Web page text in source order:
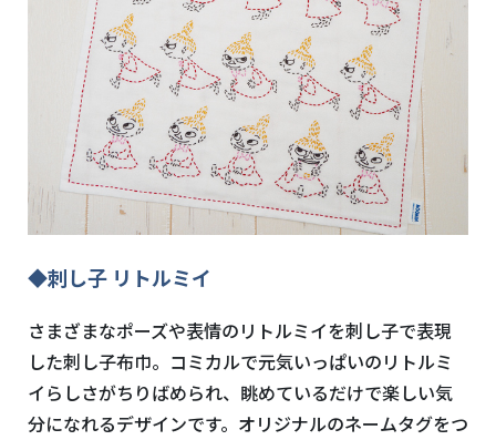
◆刺し子 リトルミイ
さまざまなポーズや表情のリトルミイを刺し子で表現
した刺し子布巾。コミカルで元気いっぱいのリトルミ
イらしさがちりばめられ、眺めているだけで楽しい気
分になれるデザインです。オリジナルのネームタグをつ